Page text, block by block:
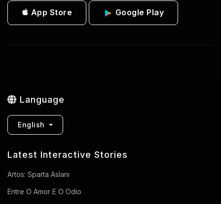
App Store Google Play
Language
English
Latest Interactive Stories
Artos: Sparta Aslanı
Entre O Amor E O Odio